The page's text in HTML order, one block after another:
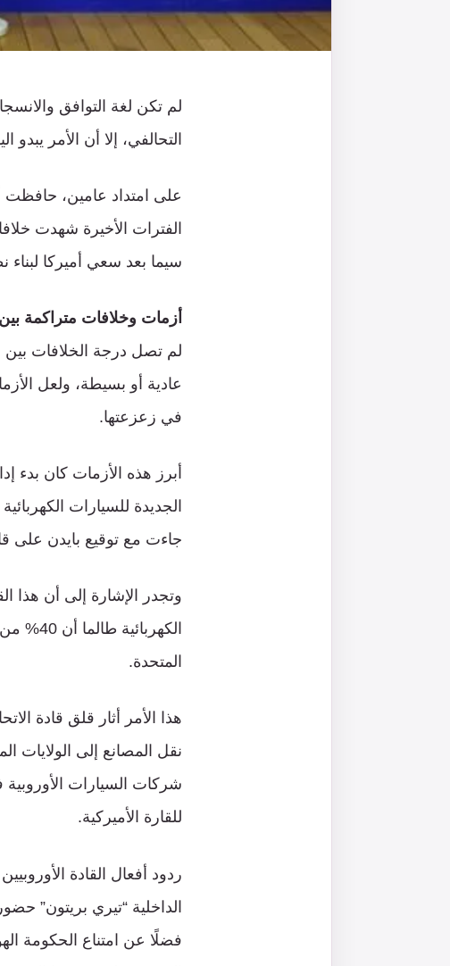
لم تكن لغة التوافق
التحالفي، إلا أن الأمر
على امتداد عامين، حافظت
الفترات الأخيرة شهدت
سيما بعد سعي أميركا لبناء
أزمات وخلافات متراكمة
لم تصل درجة الخلافات بين
عادية أو بسيطة، ولعل
في زعزعتها.
الجديدة للسيارات
جاءت مع توقيع بايدن على
وتجدر الإشارة إلى أن هذا
المتحدة.
هذا الأمر أثار قلق قادة
نقل المصانع إلى الولايات
شركات السيارات الأوروبية
للقارة الأميركية.
ردود أفعال القادة
الداخلية “تيري بريتون”